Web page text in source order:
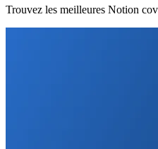
Trouvez les meilleures Notion